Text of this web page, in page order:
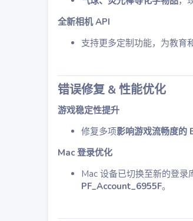
全新相机 API
支持更多定制功能，为教育
错误修复 & 性能优化
游戏稳定性提升
修复多项影响游戏流畅度的
Mac 登录优化
Mac 设备已切换至新的登录
PF_Account_6955F。